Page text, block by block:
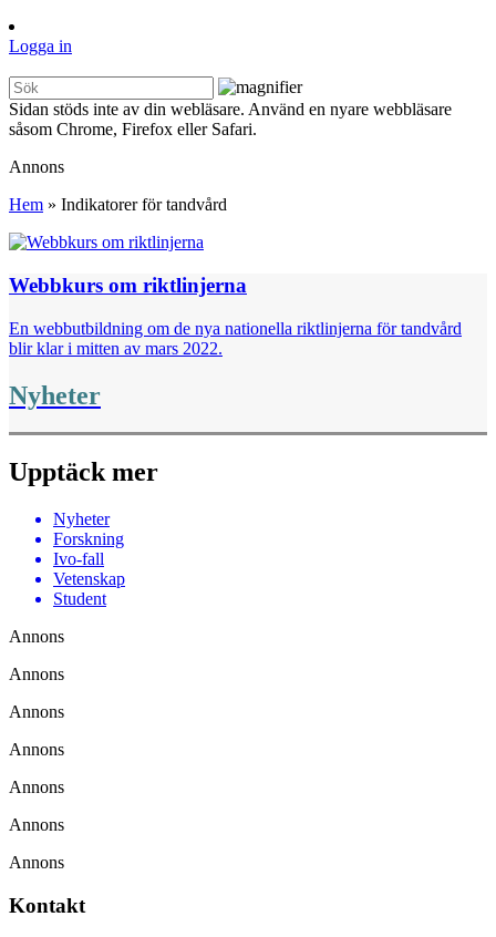
Logga in
Sidan stöds inte av din webläsare. Använd en nyare webbläsare
såsom Chrome, Firefox eller Safari.
Annons
Hem » Indikatorer för tandvård
Webbkurs om riktlinjerna
En webbutbildning om de nya nationella riktlinjerna för tandvård
blir klar i mitten av mars 2022.
Nyheter
Upptäck mer
Nyheter
Forskning
Ivo-fall
Vetenskap
Student
Annons
Annons
Annons
Annons
Annons
Annons
Annons
Kontakt